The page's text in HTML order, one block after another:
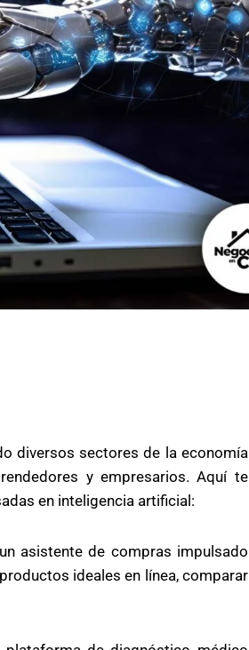
diversos sectores de la economía
y empresarios. Aquí te
en inteligencia artificial:
asistente de compras impulsado
ideales en línea, comparar